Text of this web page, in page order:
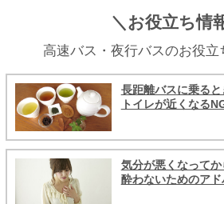
＼お役立ち情
高速バス・夜行バスのお役立
長距離バスに乗ると
トイレが近くなる
気分が悪くなって
酔わないためのアド